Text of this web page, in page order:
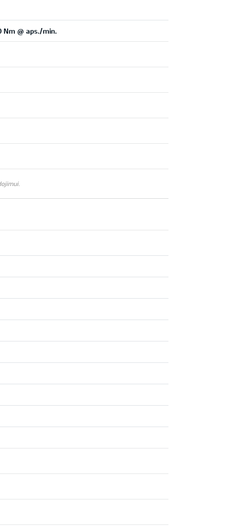
Nm @ aps./min.